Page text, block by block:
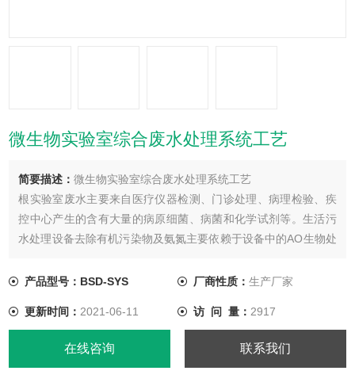
微生物实验室综合废水处理系统工艺
简要描述：微生物实验室综合废水处理系统工艺
根实验室废水主要来自医疗仪器检测、门诊处理、病理检验、疾
控中心产生的含有大量的病原细菌、病菌和化学试剂等。生活污
水处理设备去除有机污染物及氨氮主要依赖于设备中的AO生物处
产品型号：BSD-SYS
厂商性质： 生产厂家
更新时间： 2021-06-11 访 问 量： 2917
在线咨询 联系我们